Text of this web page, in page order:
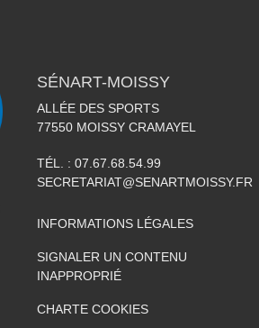
SÉNART-MOISSY
ALLÉE DES SPORTS
77550 MOISSY CRAMAYEL
TÉL. : 07.67.68.54.99
SECRETARIAT@SENARTMOISSY.FR
INFORMATIONS LÉGALES
SIGNALER UN CONTENU
INAPPROPRIÉ
CHARTE COOKIES